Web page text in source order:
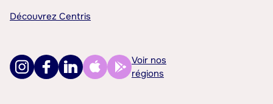
Découvrez Centris
Voir nos
régions